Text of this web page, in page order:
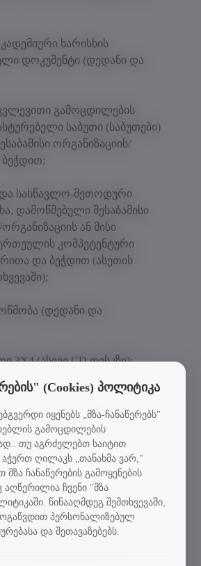
ხარისხის
დოკუმენტი (დედანი და
გამოცდილების
საბუთი (საბუთები)
ორგანიზაციის/
ბეჭდით;
სასწავლო-მეთოდური
დამოწმებული შესაბამისი
ან მისი
კომპეტენტური
და ბეჭდით (ასეთის
(დედანი და
3X4 (ასევე CD დისკზე);
და
წინააღმდეგ მიმართული
ნასამართლობის
უფლების ჩამორთმევის
წარმოდგენისგან
ვისაც აღნიშნული
აქვს
(Cookies) პოლიტიკა
იყენებს „მზა-ჩანაწერებს"
გამოცდილების
თუ აგრძელებთ საიტით
ღილაკს „თანახმა ვარ,"
მზა ჩანაწერების გამოყენების
აღწერილია ჩვენი "მზა
წინააღმდეგ შემთხვევაში,
პერსონალიზებულ
და შეთავაზებებს.